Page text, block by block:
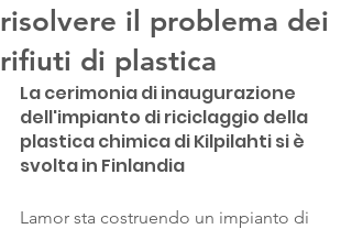
risolvere il problema dei
rifiuti di plastica
La cerimonia di inaugurazione
dell'impianto di riciclaggio della
plastica chimica di Kilpilahti si è
svolta in Finlandia
Lamor sta costruendo un impianto di